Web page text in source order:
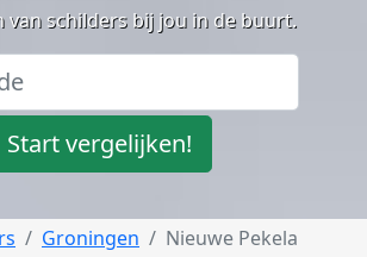
van schilders bij jou in de buurt.
Start vergelijken!
Groningen Nieuwe Pekela